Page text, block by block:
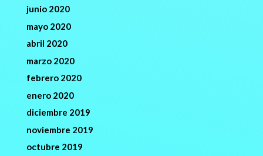
junio 2020
mayo 2020
abril 2020
marzo 2020
febrero 2020
enero 2020
diciembre 2019
noviembre 2019
octubre 2019